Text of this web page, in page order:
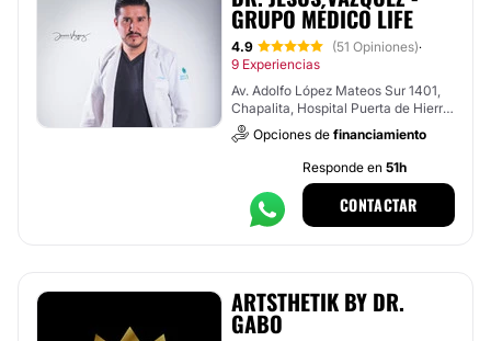
GRUPO MÉDICO LIFE
4.9 (51 Opiniones)·
9 Experiencias
Av. Adolfo López Mateos Sur 1401,
Chapalita, Hospital Puerta de Hierro
, Tlajomulco de Zúñiga
Opciones de financiamiento
Responde en 51h
CONTACTAR
ARTSTHETIK BY DR.
GABO